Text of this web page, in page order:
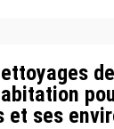
et ses